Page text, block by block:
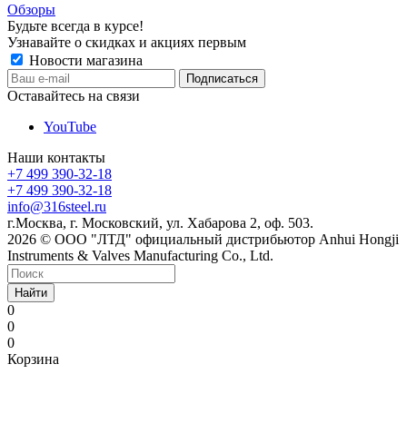
Обзоры
Будьте всегда в курсе!
Узнавайте о скидках и акциях первым
Новости магазина
Оставайтесь на связи
YouTube
Наши контакты
+7 499 390-32-18
+7 499 390-32-18
info@316steel.ru
г.Москва, г. Московский, ул. Хабарова 2, оф. 503.
2026 © ООО "ЛТД" официальный дистрибьютор Anhui Hongji
Instruments & Valves Manufacturing Co., Ltd.
Найти
0
0
0
Корзина